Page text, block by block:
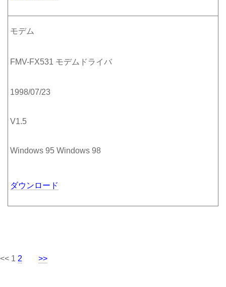
モデム
FMV-FX531 モデムドライバ
1998/07/23
V1.5
Windows 95 Windows 98
ダウンロード
<< 1 2 >>